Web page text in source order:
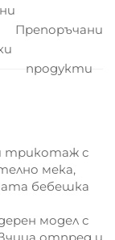
Препоръчани
продукти
трикотаж с
мека,
бебешка
модел с